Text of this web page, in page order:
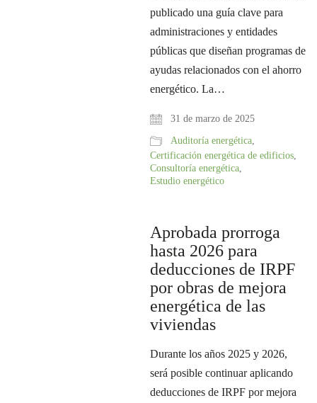
publicado una guía clave para
administraciones y entidades
públicas que diseñan programas de
ayudas relacionados con el ahorro
energético. La…
31 de marzo de 2025
Auditoría energética,
Certificación energética de edificios,
Consultoría energética,
Estudio energético
Aprobada prorroga
hasta 2026 para
deducciones de IRPF
por obras de mejora
energética de las
viviendas
Durante los años 2025 y 2026,
será posible continuar aplicando
deducciones de IRPF por mejora